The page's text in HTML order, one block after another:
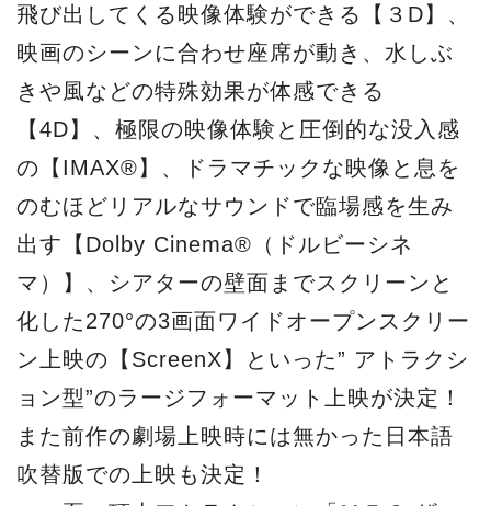
飛び出してくる映像体験ができる【３D】、
映画のシーンに合わせ座席が動き、水しぶ
きや風などの特殊効果が体感できる
【4D】、極限の映像体験と圧倒的な没入感
の【IMAX®】、ドラマチックな映像と息を
のむほどリアルなサウンドで臨場感を生み
出す【Dolby Cinema®（ドルビーシネ
マ）】、シアターの壁面までスクリーンと
化した270°の3画面ワイドオープンスクリー
ン上映の【ScreenX】といった” アトラクシ
ョン型”のラージフォーマット上映が決定！
また前作の劇場上映時には無かった日本語
吹替版での上映も決定！